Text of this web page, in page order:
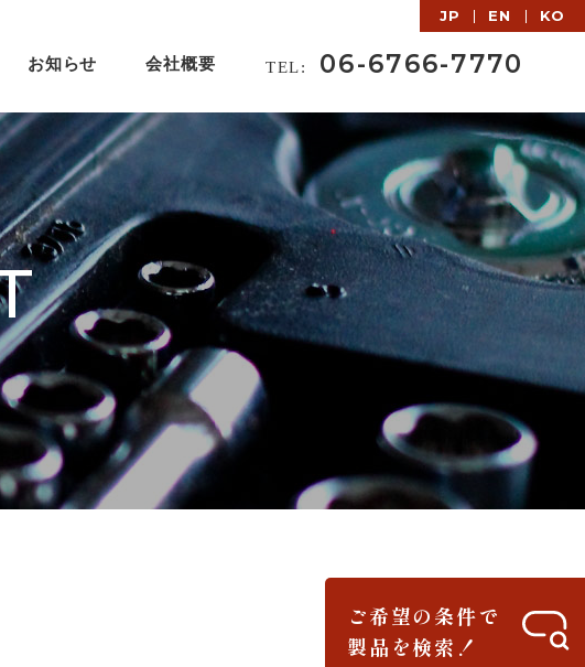
JP EN KO
お知らせ 会社概要 TEL: 06-6766-7770
ご希望の条件で
製品を検索！